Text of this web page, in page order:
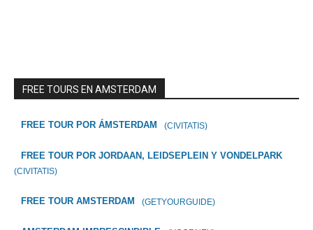
FREE TOURS EN AMSTERDAM
FREE TOUR POR ÁMSTERDAM (CIVITATIS)
FREE TOUR POR JORDAAN, LEIDSEPLEIN Y VONDELPARK
(CIVITATIS)
FREE TOUR AMSTERDAM (GETYOURGUIDE)